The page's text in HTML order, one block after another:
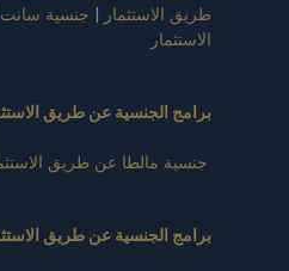
جنسية سانت لوسيا عن طريق
عن طريق الاستثمار في أوروبا:
عن طريق الاستثمار
عن طريق الاستثمار الأخرى: